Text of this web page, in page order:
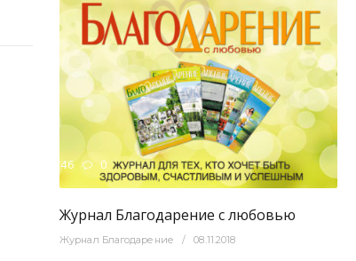
11146 0
Журнал Благодарение с любовью
Журнал Благодарение 08.11.2018